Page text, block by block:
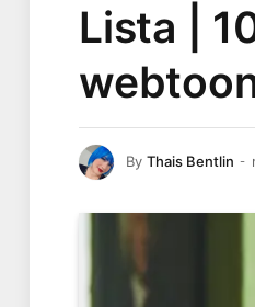
Lista |
By Thais Bentlin